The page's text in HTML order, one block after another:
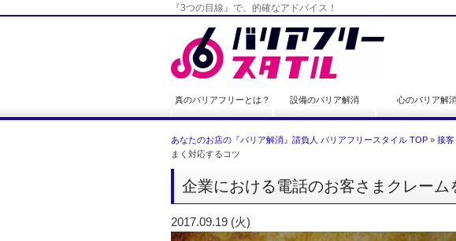
『3つの目線』で、的確なアドバイス！
真のバリアフリーとは？ 設備のバリア解消 心のバリア解
あなたのお店の『バリア解消』請負人 バリアフリースタイル TOP » 接客
まく対応するコツ
企業における電話のお客さまクレーム
2017.09.19 (火)